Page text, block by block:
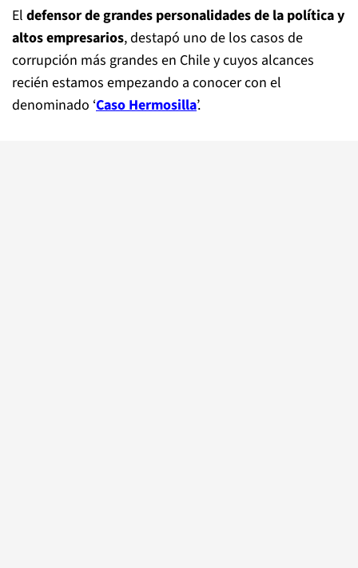
El defensor de grandes personalidades de la política y
altos empresarios, destapó uno de los casos de
corrupción más grandes en Chile y cuyos alcances
recién estamos empezando a conocer con el
denominado ‘Caso Hermosilla’.